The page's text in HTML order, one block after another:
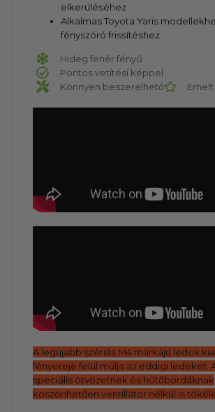
elkerüléséhez
Alkalmas Toyota Yaris
fényszóró frissítéshez
Hideg fehér fényű
Pontos vetítési képpel
Könnyen beszerelhető
A legújabb szériás M4 márkájú ledek
fényereje felül múlja az eddigi ledeket.
speciális ötvözetnek és hűtőbordáknak
köszönhetően ventillátor nélkül is